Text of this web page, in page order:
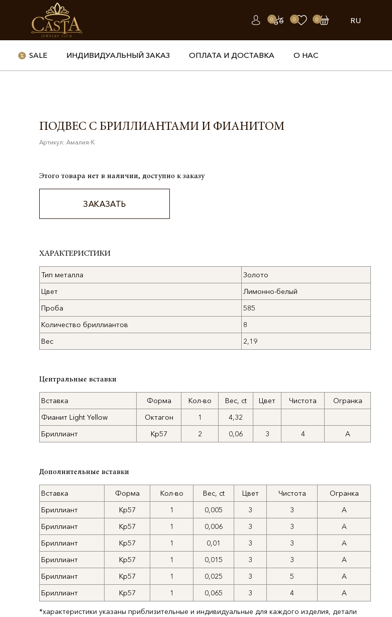
0 0 0 RU
SALE ИНДИВИДУАЛЬНЫЙ ЗАКАЗ ОПЛАТА И ДОСТАВКА О НАС
ПОДВЕС С БРИЛЛИАНТАМИ И ФИАНИТОМ
Артикул: Амалия-К
Этого товара нет в наличии, доступно к заказу
ЗАКАЗАТЬ
ХАРАКТЕРИСТИКИ
Тип металла
Золото
Цвет
Лимонно-белый
Проба
585
Количество бриллиантов
8
Вес
2,19
Центральные вставки
Вставка Форма Кол-во Вес, ct Цвет Чистота
Огранка
Фианит Light Yellow
Октагон 1
4,32
Бриллиант
Кр57 2 0,06 3 4 А
Дополнительные вставки
Вставка Форма Кол-во Вес, ct Цвет Чистота
Огранка
Бриллиант
Кр57 1 0,005 3 3
А
Бриллиант
Кр57 1 0,006 3 3
A
Бриллиант
Кр57 1 0,01 3 3
A
Бриллиант
Кр57 1 0,015 3 3
А
Бриллиант
Кр57 1 0,025 3 5
А
Бриллиант
Кр57 1 0,065 3 4 А
*характеристики указаны приблизительные и индивидуальные для каждого изделия, детали